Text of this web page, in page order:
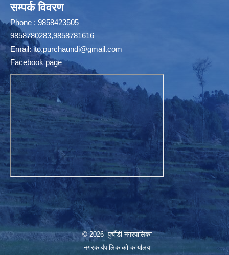
सम्पर्क विवरण
Phone : 9858423505
9858780283,9858781616
Email:ito.purchaundi@gmail.com
Facebook page
© 2026 पुर्चौडी नगरपालिका
नगरकार्यपालिकाकाे कार्यालय